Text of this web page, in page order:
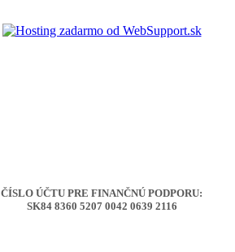
ČÍSLO ÚČTU PRE FINANČNÚ PODPORU:
SK84 8360 5207 0042 0639 2116